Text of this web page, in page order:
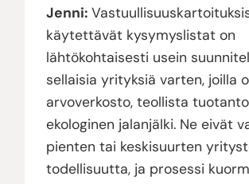
Jenni:
käytettävät kysymyslistat on
lähtökohtaisesti usein
sellaisia yrityksiä varten, joilla
arvoverkosto, teollista
ekologinen jalanjälki. Ne eivät
pienten tai keskisuurten
todellisuutta, ja prosessi